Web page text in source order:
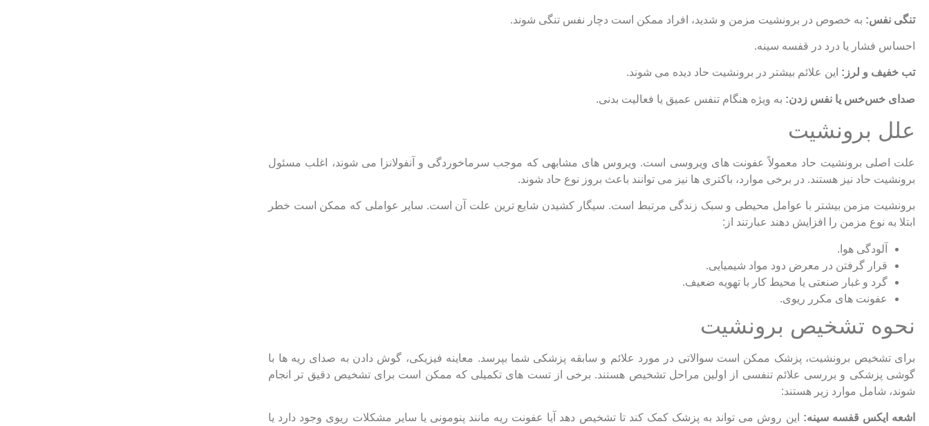
تنگی نفس: به خصوص در برونشیت مزمن و شدید، افراد ممکن است دچار نفس ‌تنگی شوند.
احساس فشار یا درد در قفسه سینه.
تب خفیف و لرز: این علائم بیشتر در برونشیت حاد دیده می‌ شوند.
صدای خس‌خس یا نفس زدن: به ویژه هنگام تنفس عمیق یا فعالیت بدنی.
علل برونشیت
علت اصلی برونشیت حاد معمولاً عفونت‌ های ویروسی است. ویروس ‌های مشابهی که موجب سرماخوردگی و آنفولانزا می‌ شوند، اغلب مسئول
برونشیت حاد نیز هستند. در برخی موارد، باکتری ‌ها نیز می ‌توانند باعث بروز نوع حاد شوند.
برونشیت مزمن بیشتر با عوامل محیطی و سبک زندگی مرتبط است. سیگار کشیدن شایع ‌ترین علت آن است. سایر عواملی که ممکن است خطر
ابتلا به نوع مزمن را افزایش دهند عبارتند از:
آلودگی هوا.
قرار گرفتن در معرض دود مواد شیمیایی.
گرد و غبار صنعتی یا محیط کار با تهویه ضعیف.
عفونت ‌های مکرر ریوی.
نحوه تشخیص برونشیت
برای تشخیص برونشیت، پزشک ممکن است سوالاتی در مورد علائم و سابقه پزشکی شما بپرسد. معاینه فیزیکی، گوش دادن به صدای ریه‌ ها با
گوشی پزشکی و بررسی علائم تنفسی از اولین مراحل تشخیص هستند. برخی از تست ‌های تکمیلی که ممکن است برای تشخیص دقیق ‌تر انجام
شوند، شامل موارد زیر هستند:
اشعه ایکس قفسه سینه: این روش می ‌تواند به پزشک کمک کند تا تشخیص دهد آیا عفونت ریه مانند پنومونی یا سایر مشکلات ریوی وجود دارد یا